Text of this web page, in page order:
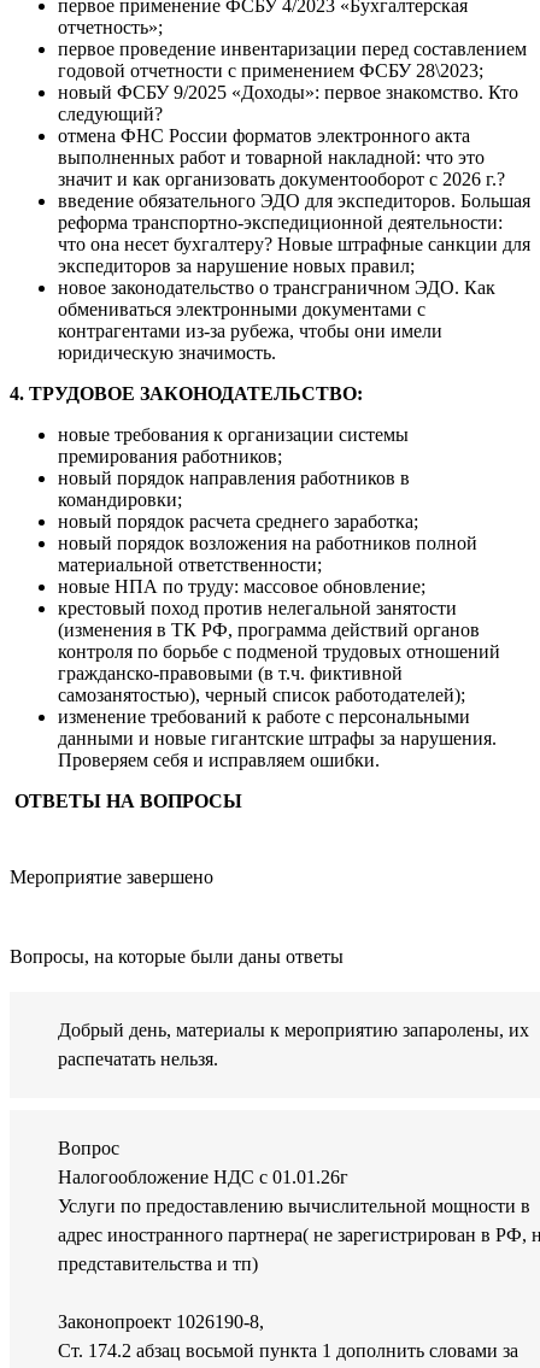
первое применение ФСБУ 4/2023 «Бухгалтерская
отчетность»;
первое проведение инвентаризации перед составлением
годовой отчетности с применением ФСБУ 28\2023;
новый ФСБУ 9/2025 «Доходы»: первое знакомство. Кто
следующий?
отмена ФНС России форматов электронного акта
выполненных работ и товарной накладной: что это
значит и как организовать документооборот с 2026 г.?
введение обязательного ЭДО для экспедиторов. Большая
реформа транспортно-экспедиционной деятельности:
что она несет бухгалтеру? Новые штрафные санкции для
экспедиторов за нарушение новых правил;
новое законодательство о трансграничном ЭДО. Как
обмениваться электронными документами с
контрагентами из-за рубежа, чтобы они имели
юридическую значимость.
4. ТРУДОВОЕ ЗАКОНОДАТЕЛЬСТВО:
новые требования к организации системы
премирования работников;
новый порядок направления работников в
командировки;
новый порядок расчета среднего заработка;
новый порядок возложения на работников полной
материальной ответственности;
новые НПА по труду: массовое обновление;
крестовый поход против нелегальной занятости
(изменения в ТК РФ, программа действий органов
контроля по борьбе с подменой трудовых отношений
гражданско-правовыми (в т.ч. фиктивной
самозанятостью), черный список работодателей);
изменение требований к работе с персональными
данными и новые гигантские штрафы за нарушения.
Проверяем себя и исправляем ошибки.
ОТВЕТЫ НА ВОПРОСЫ
Мероприятие завершено
Вопросы, на которые были даны ответы
Добрый день, материалы к мероприятию запаролены, их
распечатать нельзя.
Вопрос
Налогообложение НДС с 01.01.26г
Услуги по предоставлению вычислительной мощности в
адрес иностранного партнера( не зарегистрирован в РФ,
представительства и тп)
Законопроект 1026190-8,
Ст. 174.2 абзац восьмой пункта 1 дополнить словами за